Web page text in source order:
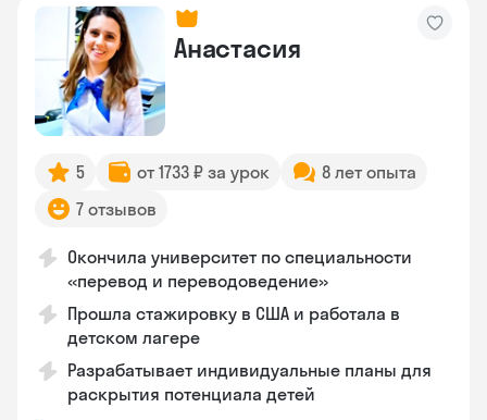
Анастасия
5 от 1733 ₽ за урок
8 лет опыта
7 отзывов
Окончила университет по специальности
«перевод и переводоведение»
Прошла стажировку в США и работала в
детском лагере
Разрабатывает индивидуальные планы для
раскрытия потенциала детей